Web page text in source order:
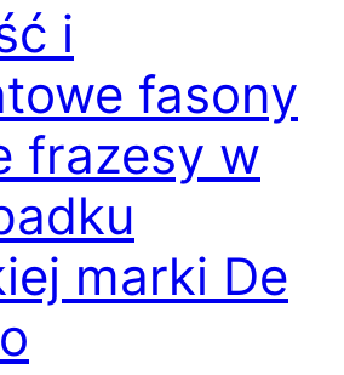
i
fasony
frazesy w
marki De